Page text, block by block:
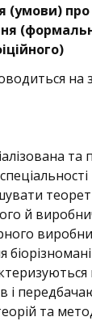
(умови)
на
та
й
і
та